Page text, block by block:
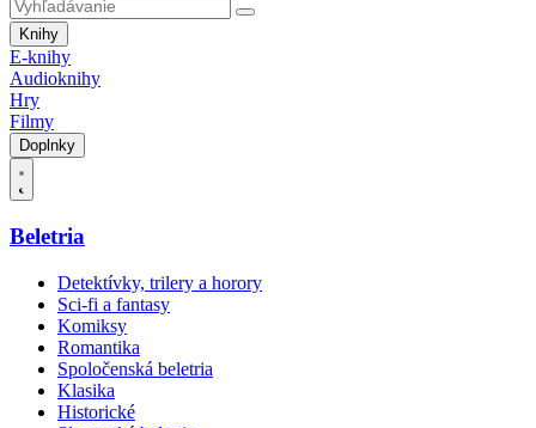
Knihy
E-knihy
Audioknihy
Hry
Filmy
Doplnky
Beletria
Detektívky, trilery a horory
Sci-fi a fantasy
Komiksy
Romantika
Spoločenská beletria
Klasika
Historické